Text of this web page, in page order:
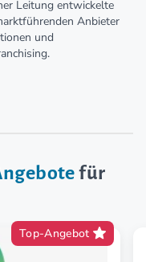
Leitung entwickelte
Anbieter
und
für
Top-Angebot